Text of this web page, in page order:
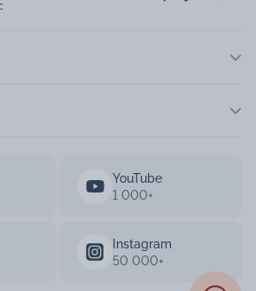
YouTube
1 000+
Instagram
50 000+